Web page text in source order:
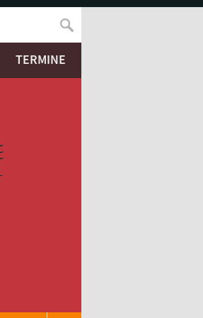
TERMINE